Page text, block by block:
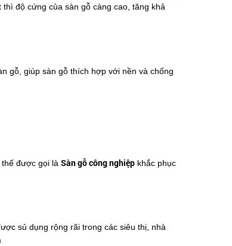
độ cứng của sàn gỗ càng cao, tăng khả
gỗ, giúp sàn gỗ thích hợp với nền và chống
được gọi là Sàn gỗ công nghiệp khắc phục
sủ dụng rộng rãi trong các siêu thị, nhà